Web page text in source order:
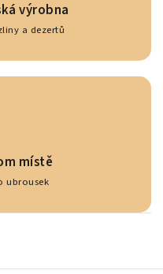
výrobna
a dezertů
místě
ubrousek